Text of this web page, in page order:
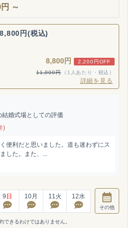
円 ～
円(税込)
8,800円
2,200円OFF
11,000円
（1人あたり・税込）
詳細を見る
結婚式場としての評価
)
便利だと思いました。道も迷わずにス
した。また、...
9 日 10月 11 火 12水
その他
できるわけではありません。